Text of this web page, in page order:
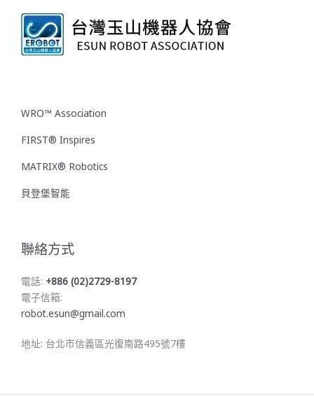
WRO™ Association
FIRST® Inspires
MATRIX® Robotics
貝登堡智能
聯絡方式
電話: +886 (02)2729-8197
電子信箱:
robot.esun@gmail.com
地址: 台北市信義區光復南路495號7樓